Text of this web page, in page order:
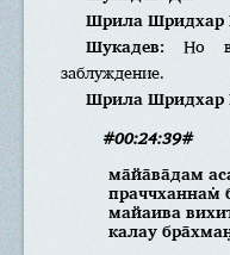
Шрила Шридхар
Шукадев: Но
заблуждение.
Шрила Шридхар
#00:24:39#
ма̄йа̄ва̄дам
праччханнам̇
майаива
калау